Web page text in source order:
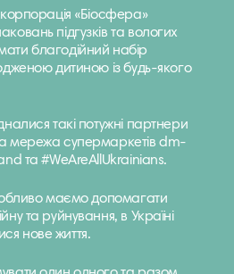
«Біосфера»
підгузків та вологих
благодійний набір
дитиною із будь-якого
такі потужні партнери
мережа супермаркетів dm-
та #WeAreAllUkrainians.
маємо допомагати
та руйнування, в Україні
нове життя.